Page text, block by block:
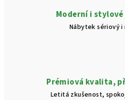
Moderní i
Nábytek sériový i
Prémiová kvalita,
Letitá zkušenost,